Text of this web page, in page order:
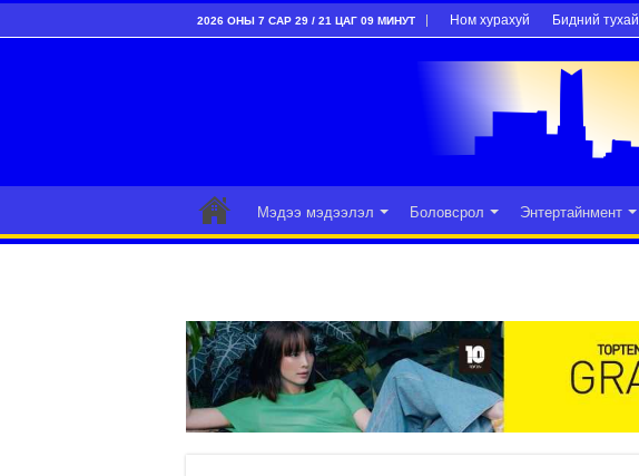
2026 ОНЫ 7 САР 29 / 21 ЦАГ 09 МИНУТ Ном хурахуй Бидний тухай
Мэдээ мэдээлэл Боловсрол Энтертайнмент